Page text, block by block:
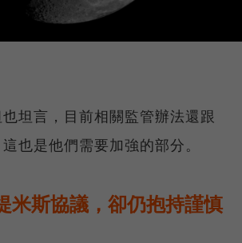
坦言，目前相關監管辦法還跟
也是他們需要加強的部分。
米斯協議，卻仍抱持謹慎